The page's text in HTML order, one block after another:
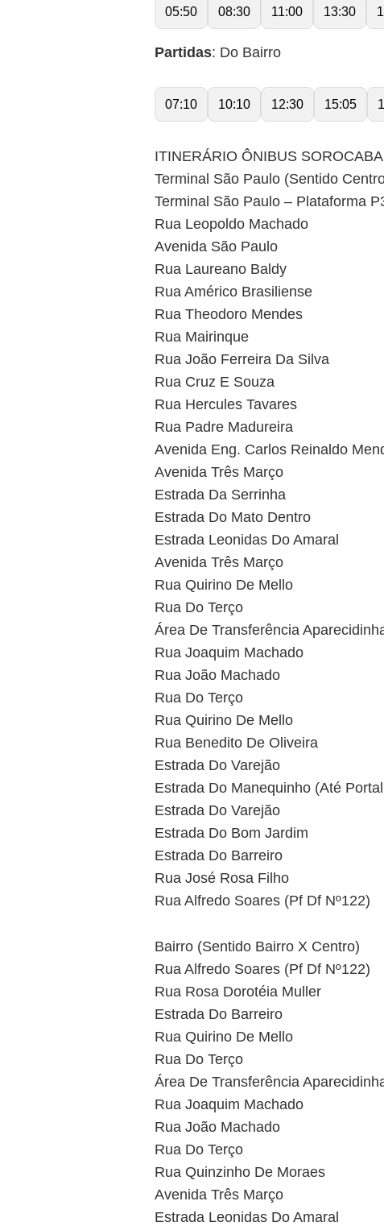
05:50 08:30 11:00 13:30
Partidas: Do Bairro
07:10 10:10 12:30 15:05
ITINERÁRIO ÔNIBUS
Terminal São Paulo (Sentido
Terminal São Paulo – Plataforma
Rua Leopoldo Machado
Avenida São Paulo
Rua Laureano Baldy
Rua Américo Brasiliense
Rua Theodoro Mendes
Rua Mairinque
Rua João Ferreira Da Silva
Rua Cruz E Souza
Rua Hercules Tavares
Rua Padre Madureira
Avenida Eng. Carlos Reinaldo
Avenida Três Março
Estrada Da Serrinha
Estrada Do Mato Dentro
Estrada Leonidas Do Amaral
Avenida Três Março
Rua Quirino De Mello
Rua Do Terço
Área De Transferência
Rua Joaquim Machado
Rua João Machado
Rua Do Terço
Rua Quirino De Mello
Rua Benedito De Oliveira
Estrada Do Varejão
Estrada Do Manequinho (Até
Estrada Do Varejão
Estrada Do Bom Jardim
Estrada Do Barreiro
Rua José Rosa Filho
Rua Alfredo Soares (Pf Df Nº122)
Bairro (Sentido Bairro X Centro)
Rua Alfredo Soares (Pf Df Nº122)
Rua Rosa Dorotéia Muller
Estrada Do Barreiro
Rua Quirino De Mello
Rua Do Terço
Área De Transferência
Rua Joaquim Machado
Rua João Machado
Rua Do Terço
Rua Quinzinho De Moraes
Avenida Três Março
Estrada Leonidas Do Amaral